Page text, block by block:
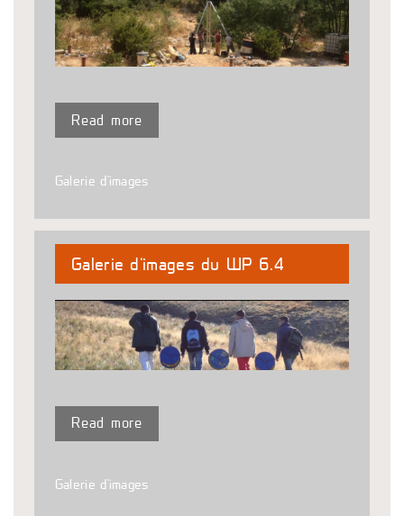
Read more
Galerie d'images
Galerie d’images du WP 6.4
Read more
Galerie d'images